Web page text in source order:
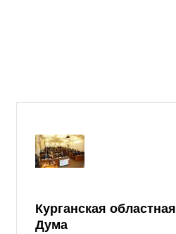
Курганская областная
Дума